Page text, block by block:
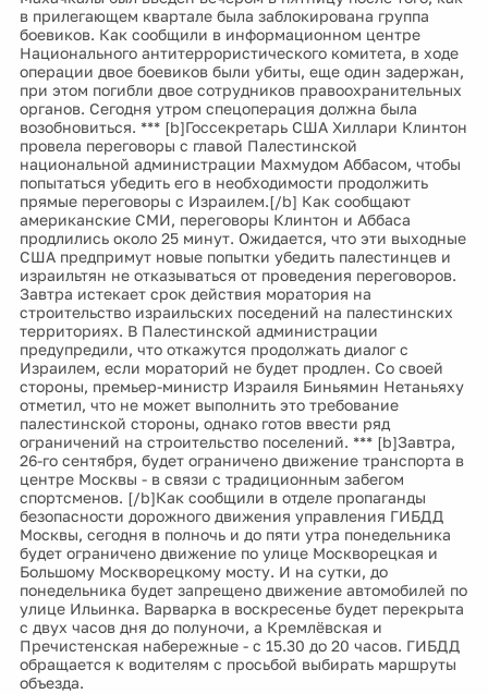
в прилегающем квартале была заблокирована группа
боевиков. Как сообщили в информационном центре
Национального антитеррористического комитета, в ходе
операции двое боевиков были убиты, еще один задержан,
при этом погибли двое сотрудников правоохранительных
органов. Сегодня утром спецоперация должна была
возобновиться. *** [b]Госсекретарь США Хиллари Клинтон
провела переговоры с главой Палестинской
национальной администрации Махмудом Аббасом, чтобы
попытаться убедить его в необходимости продолжить
прямые переговоры с Израилем.[/b] Как сообщают
американские СМИ, переговоры Клинтон и Аббаса
продлились около 25 минут. Ожидается, что эти выходные
США предпримут новые попытки убедить палестинцев и
израильтян не отказываться от проведения переговоров.
Завтра истекает срок действия моратория на
строительство израильских поседений на палестинских
территориях. В Палестинской администрации
предупредили, что откажутся продолжать диалог с
Израилем, если мораторий не будет продлен. Со своей
стороны, премьер-министр Израиля Биньямин Нетаньяху
отметил, что не может выполнить это требование
палестинской стороны, однако готов ввести ряд
ограничений на строительство поселений. *** [b]Завтра,
26-го сентября, будет ограничено движение транспорта в
центре Москвы - в связи с традиционным забегом
спортсменов. [/b]Как сообщили в отделе пропаганды
безопасности дорожного движения управления ГИБДД
Москвы, сегодня в полночь и до пяти утра понедельника
будет ограничено движение по улице Москворецкая и
Большому Москворецкому мосту. И на сутки, до
понедельника будет запрещено движение автомобилей по
улице Ильинка. Варварка в воскресенье будет перекрыта
с двух часов дня до полуночи, а Кремлёвская и
Пречистенская набережные - с 15.30 до 20 часов. ГИБДД
обращается к водителям с просьбой выбирать маршруты
объезда.